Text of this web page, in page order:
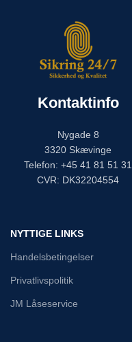
Kontaktinfo
Nygade 8
3320 Skævinge
Telefon: +45 41 81 51 31
CVR: DK32204554
NYTTIGE LINKS
Handelsbetingelser
Privatlivspolitik
JM Låseservice